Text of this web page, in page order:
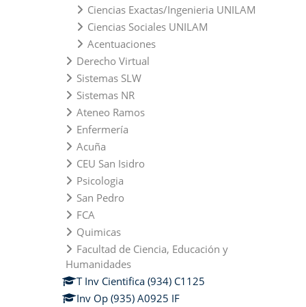
Ciencias Exactas/Ingenieria UNILAM
Ciencias Sociales UNILAM
Acentuaciones
Derecho Virtual
Sistemas SLW
Sistemas NR
Ateneo Ramos
Enfermería
Acuña
CEU San Isidro
Psicologia
San Pedro
FCA
Quimicas
Facultad de Ciencia, Educación y
Humanidades
T Inv Cientifica (934) C1125
Inv Op (935) A0925 IF